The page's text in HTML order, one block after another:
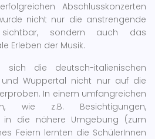
Abschlusskonzerten
nicht nur die anstrengende
sichtbar, sondern auch das
Erleben der Musik.
sich die deutsch-italienischen
und Wuppertal nicht nur auf die
In einem umfangreichen
wie z.B. Besichtigungen,
in die nähere Umgebung (zum
Feiern lernten die SchülerInnen